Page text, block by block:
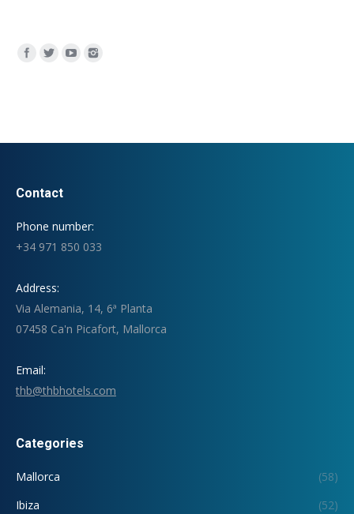
Encuéntranos en:
Contact
Phone number:
+34 971 850 033
Address:
Via Alemania, 14, 6ª Planta
07458 Ca'n Picafort, Mallorca
Email:
thb@thbhotels.com
Categories
Mallorca
(58)
Ibiza
(52)